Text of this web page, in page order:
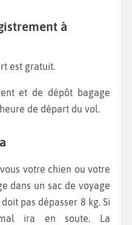
à
est gratuit.
de départ du vol.
dans un sac de voyage
pas dépasser 8 kg. Si
ira en soute. La